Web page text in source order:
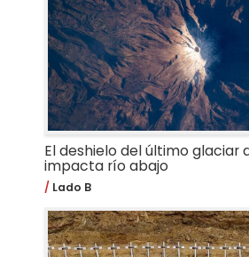
El deshielo del último glaciar
impacta río abajo
Lado B